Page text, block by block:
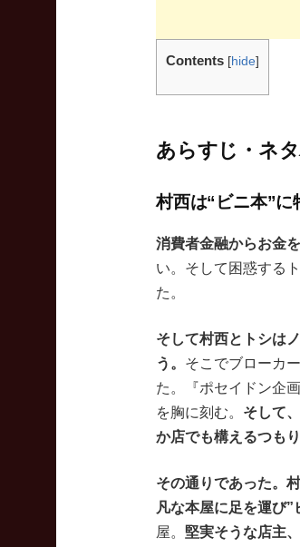
Contents [hide]
あらすじ・ネ
村西は“ビニ本”に
消費者金融からお金
い。そして困惑する
た。
そして村西とトシは
う。 そこでブローカ
た。『ポセイドン企
を胸に刻む。 そして
か店でも構えるつもり
その通りであった。
凡な本屋に足を運び”
屋。 堅実そうな店主